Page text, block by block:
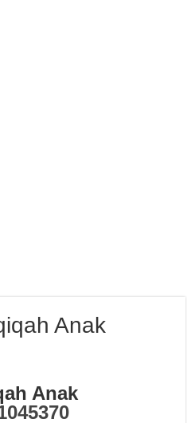
Anak
Anak